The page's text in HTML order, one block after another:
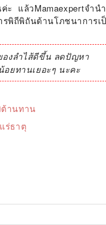
ะ แล้วMamaexpertจำนำ
รพิถีพิถันด้านโภชนาการเ
องลำไส้ดีขึ้น ลดปัญหา
ยทานเยอะๆ นะคะ
ต้านทาน
ร่ธาตุ